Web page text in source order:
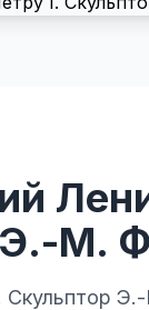
М.
Скульптор